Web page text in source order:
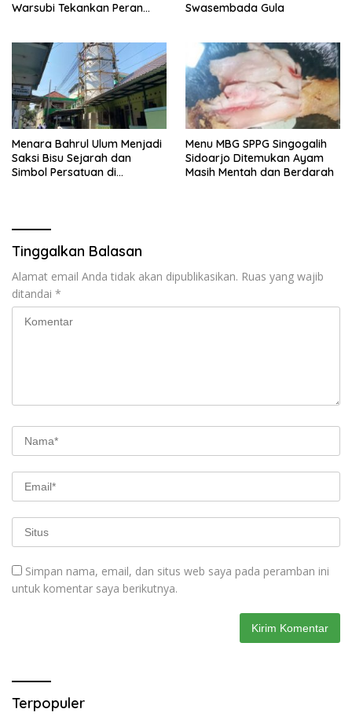
Warsubi Tekankan Peran
Swasembada Gula
Menara Bahrul Ulum Menjadi
Saksi Bisu Sejarah dan
Simbol Persatuan di
Menu MBG SPPG Singogalih
Sidoarjo Ditemukan Ayam
Masih Mentah dan Berdarah
Tinggalkan Balasan
Alamat email Anda tidak akan dipublikasikan. Ruas yang wajib
ditandai *
Simpan nama, email, dan situs web saya pada peramban ini
untuk komentar saya berikutnya.
Terpopuler